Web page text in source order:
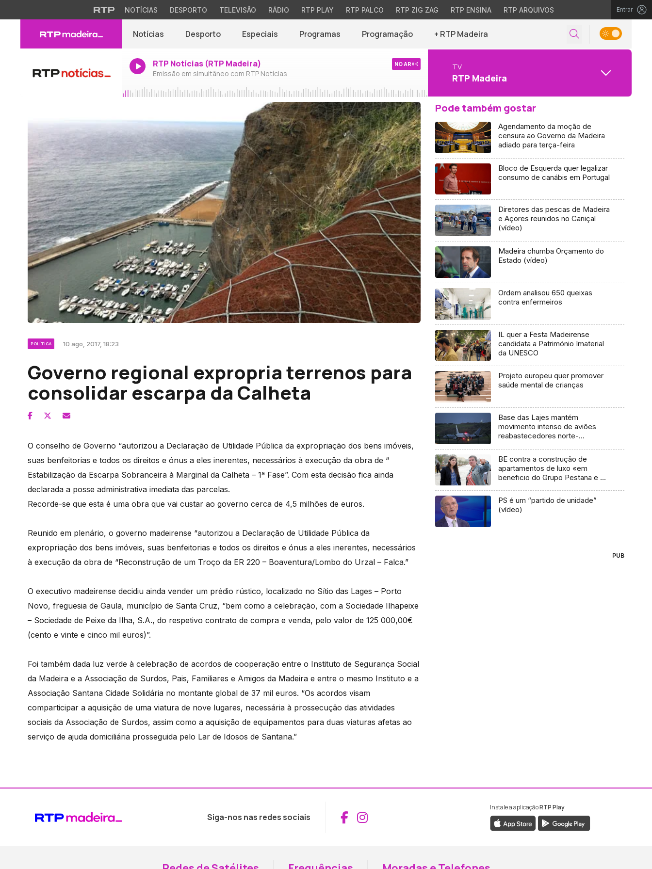
NOTÍCIAS DESPORTO TELEVISÃO RÁDIO RTP PLAY RTP PALCO RTP ZIG ZAG RTP ENSINA RTP ARQUIVOS Entrar
Notícias Desporto Especiais Programas Programação + RTP Madeira
RTP Notícias (RTP Madeira)
Emissão em simultâneo com RTP Notícias
NO AR TV
RTP Madeira
POLÍTICA 10 ago, 2017, 18:23
Governo regional expropria terrenos para
consolidar escarpa da Calheta
O conselho de Governo “autorizou a Declaração de Utilidade Pública da expropriação dos bens imóveis,
suas benfeitorias e todos os direitos e ónus a eles inerentes, necessários à execução da obra de “
Estabilização da Escarpa Sobranceira à Marginal da Calheta – 1ª Fase”. Com esta decisão fica ainda
declarada a posse administrativa imediata das parcelas.
Recorde-se que esta é uma obra que vai custar ao governo cerca de 4,5 milhões de euros.
Reunido em plenário, o governo madeirense “autorizou a Declaração de Utilidade Pública da
expropriação dos bens imóveis, suas benfeitorias e todos os direitos e ónus a eles inerentes, necessários
à execução da obra de “Reconstrução de um Troço da ER 220 – Boaventura/Lombo do Urzal – Falca.”
O executivo madeirense decidiu ainda vender um prédio rústico, localizado no Sítio das Lages – Porto
Novo, freguesia de Gaula, município de Santa Cruz, “bem como a celebração, com a Sociedade Ilhapeixe
– Sociedade de Peixe da Ilha, S.A., do respetivo contrato de compra e venda, pelo valor de 125 000,00€
(cento e vinte e cinco mil euros)”.
Foi também dada luz verde à celebração de acordos de cooperação entre o Instituto de Segurança Social
da Madeira e a Associação de Surdos, Pais, Familiares e Amigos da Madeira e entre o mesmo Instituto e a
Associação Santana Cidade Solidária no montante global de 37 mil euros. “Os acordos visam
comparticipar a aquisição de uma viatura de nove lugares, necessária à prossecução das atividades
sociais da Associação de Surdos, assim como a aquisição de equipamentos para duas viaturas afetas ao
serviço de ajuda domiciliária prosseguida pelo Lar de Idosos de Santana.”
Pode também gostar
Agendamento da moção de
censura ao Governo da Madeira
adiado para terça-feira
Bloco de Esquerda quer legalizar
consumo de canábis em Portugal
Diretores das pescas de Madeira
e Açores reunidos no Caniçal
(vídeo)
Madeira chumba Orçamento do
Estado (vídeo)
Ordem analisou 650 queixas
contra enfermeiros
IL quer a Festa Madeirense
candidata a Património Imaterial
da UNESCO
Projeto europeu quer promover
saúde mental de crianças
Base das Lajes mantém
movimento intenso de aviões
reabastecedores norte-
BE contra a construção de
apartamentos de luxo «em
beneficio do Grupo Pestana e do
PS é um “partido de unidade”
(vídeo)
PUB
Siga-nos nas redes sociais Aceder ao Facebook da RTP Madeira
Aceder ao Instagram da RTP Madeira
Instale a aplicaçãoRTP Play